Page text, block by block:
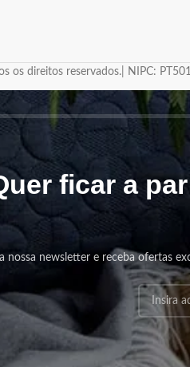
os direitos reservados.| NIPC:
ficar a
nossa newsletter e receba ofertas